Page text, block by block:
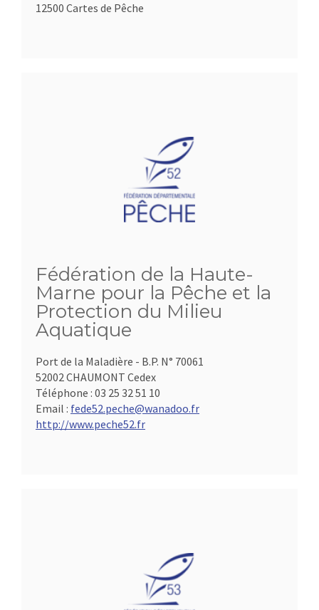
12500 Cartes de Pêche
Fédération de la Haute-
Marne pour la Pêche et la
Protection du Milieu
Aquatique
Port de la Maladière - B.P. N° 70061
52002 CHAUMONT Cedex
Téléphone : 03 25 32 51 10
Email : fede52.peche@wanadoo.fr
http://www.peche52.fr